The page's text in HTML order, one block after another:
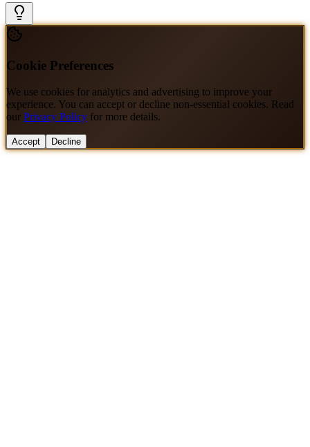
Cookie Preferences
We use cookies for analytics and advertising to improve your
experience. You can accept or decline non-essential cookies. Read
our Privacy Policy for more details.
Accept Decline